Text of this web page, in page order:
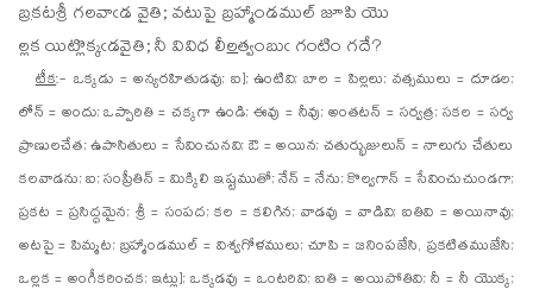
బ్రకటశ్రీ గలవాఁడ వైతి; వటుపై బ్రహ్మాండముల్ జూపి యొ
ల్లక యిట్లొక్కఁడవైతి; నీ వివిధ లీలత్వంబుఁ గంటిం గదే?
టీక:- ఒక్కడు = అన్యరహితుడవు; ఐ]; ఉంటివి; బాల = పిల్లలు; వత్సములు = దూడల;
లోన్ = అందు; ఒప్పారితి = చక్కగా ఉండి; ఈవు = నీవు; అంతటన్ = సర్వత్ర; సకల = సర్వ
ప్రాణులచేత; ఉపాసితులు = సేవించునవి; ఔ = అయిన; చతుర్భుజులున్ = నాలుగు చేతులు
కలవాడను; ఐ; సంప్రీతిన్ = మిక్కిలి ఇష్టముతో; నేన్ = నేను; కొల్వగాన్ = సేవించుచుండగా;
ప్రకట = ప్రసిద్ధమైన; శ్రీ = సంపద; కల = కలిగిన; వాడవు = వాడివి; ఐతివి = అయినావు;
అటపై = పిమ్మట; బ్రహ్మాండముల్ = విశ్వగోళములు; చూపి = జనింపజేసి, ప్రకటితముజేసి;
ఒల్లక = అంగీకరించక; ఇట్లు]; ఒక్కడవు = ఒంటరివి; ఐతి = అయిపోతివి; నీ = నీ యొక్క;